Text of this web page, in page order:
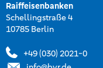
Raiffeisenbanken
Schellingstraße 4
10785 Berlin
+49 (030) 2021-0